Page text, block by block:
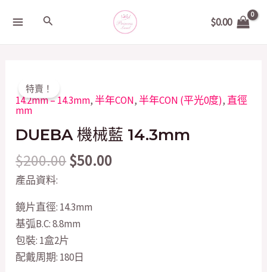
Search $0.00
特賣！
14.2mm – 14.3mm,半年CON,半年CON (平光0度), 直徑
mm
DUEBA 機械藍 14.3mm
$200.00
price
$200.00.
$50.00
price
$50.00.
產品資料:
鏡片直徑: 14.3mm
基弧B.C: 8.8mm
包裝: 1盒2片
配戴周期: 180日
DUEBA
機
械
藍
quantity